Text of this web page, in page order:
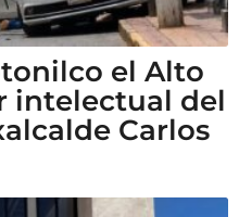
el Alto
intelectual del
Carlos